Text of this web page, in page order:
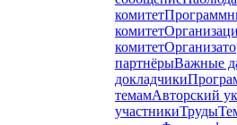
комитет
комитет
комитет
партнёрыВажные
докладчики
темамАвторский
участникиТруды